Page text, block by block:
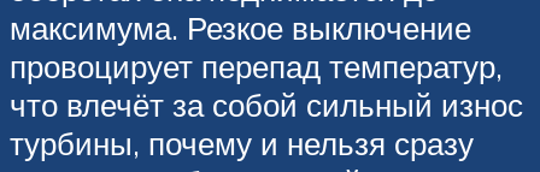
максимума. Резкое выключение
провоцирует перепад температур,
что влечёт за собой сильный износ
турбины, почему и нельзя сразу